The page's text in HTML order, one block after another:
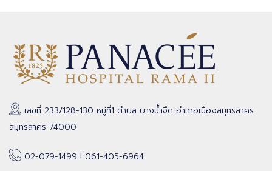
เลขที่ 233/128-130 หมู่ที่1 ตำบล บางน้ำจืด อำเภอเมืองสมุทรสาคร
สมุทรสาคร 74000
02-079-1499 l 061-405-6964